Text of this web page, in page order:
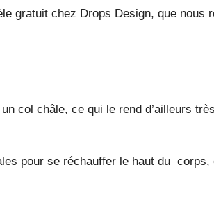
gratuit chez Drops Design, que nous
col châle, ce qui le rend d’ailleurs
pour se réchauffer le haut du corps,